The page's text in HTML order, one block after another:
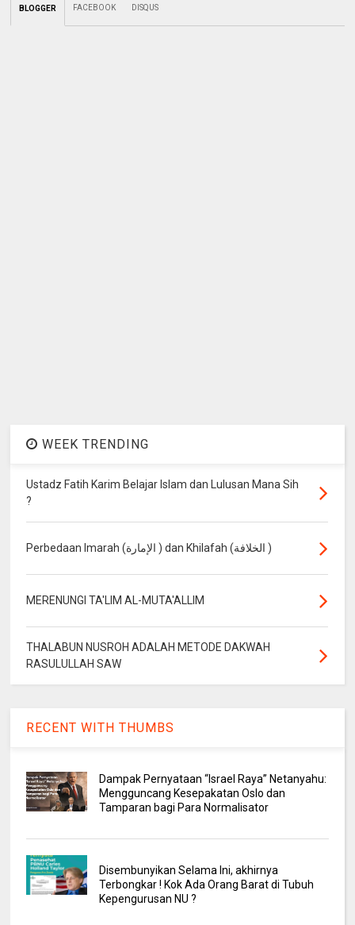
BLOGGER FACEBOOK DISQUS
WEEK TRENDING
Ustadz Fatih Karim Belajar Islam dan Lulusan Mana Sih
?
Perbedaan Imarah (الإمارة ) dan Khilafah (الخلافة )
MERENUNGI TA'LIM AL-MUTA'ALLIM
THALABUN NUSROH ADALAH METODE DAKWAH
RASULULLAH SAW
RECENT WITH THUMBS
Dampak Pernyataan “Israel Raya” Netanyahu:
Mengguncang Kesepakatan Oslo dan
Tamparan bagi Para Normalisator
Disembunyikan Selama Ini, akhirnya
Terbongkar ! Kok Ada Orang Barat di Tubuh
Kepengurusan NU ?